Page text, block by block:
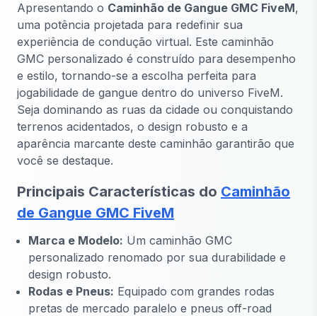
Apresentando o Caminhão de Gangue GMC FiveM,
uma potência projetada para redefinir sua
experiência de condução virtual. Este caminhão
GMC personalizado é construído para desempenho
e estilo, tornando-se a escolha perfeita para
jogabilidade de gangue dentro do universo FiveM.
Seja dominando as ruas da cidade ou conquistando
terrenos acidentados, o design robusto e a
aparência marcante deste caminhão garantirão que
você se destaque.
Principais Características do Caminhão
de Gangue GMC FiveM
Marca e Modelo: Um caminhão GMC
personalizado renomado por sua durabilidade e
design robusto.
Rodas e Pneus: Equipado com grandes rodas
pretas de mercado paralelo e pneus off-road